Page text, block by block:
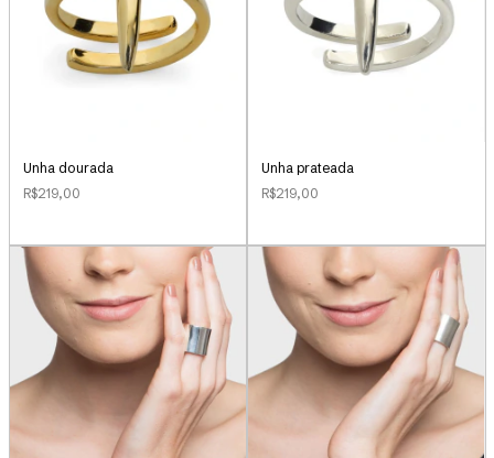
Unha dourada
R$219,00
Unha prateada
R$219,00